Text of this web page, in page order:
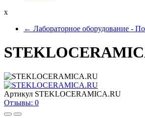
x
← Лабораторное оборудование -
Артикул STEKLOCERAMICA.RU
Отзывы: 0